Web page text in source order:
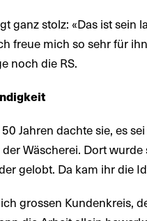
ganz stolz: «Das ist sein
freue mich so sehr für
noch die RS.
Jahren dachte sie, es
Wäscherei. Dort
gelobt. Da kam ihr die
grossen Kundenkreis,